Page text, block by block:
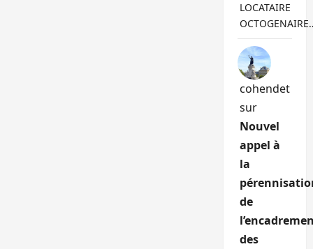
LOCATAIRE
cohendet
sur
Nouvel
appel à
la
de
des